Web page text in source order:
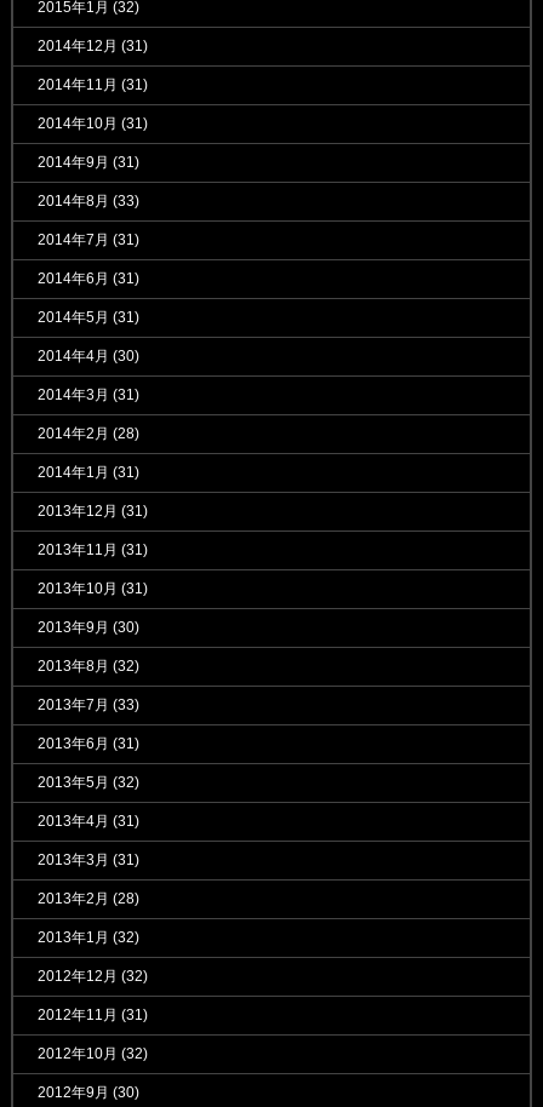
2015年1月 (32)
2014年12月 (31)
2014年11月 (31)
2014年10月 (31)
2014年9月 (31)
2014年8月 (33)
2014年7月 (31)
2014年6月 (31)
2014年5月 (31)
2014年4月 (30)
2014年3月 (31)
2014年2月 (28)
2014年1月 (31)
2013年12月 (31)
2013年11月 (31)
2013年10月 (31)
2013年9月 (30)
2013年8月 (32)
2013年7月 (33)
2013年6月 (31)
2013年5月 (32)
2013年4月 (31)
2013年3月 (31)
2013年2月 (28)
2013年1月 (32)
2012年12月 (32)
2012年11月 (31)
2012年10月 (32)
2012年9月 (30)